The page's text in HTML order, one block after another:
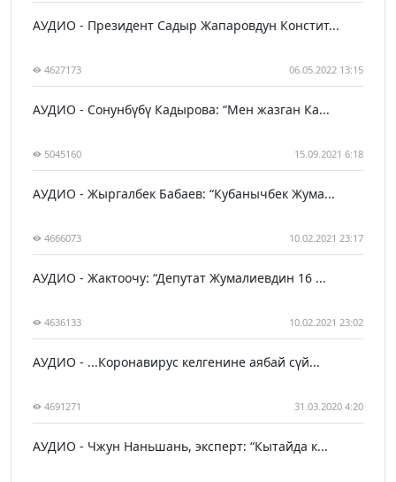
АУДИО - Президент Садыр Жапаровдун Констит...
4627173 06.05.2022 13:15
АУДИО - Сонунбүбү Кадырова: “Мен жазган Ка...
5045160 15.09.2021 6:18
АУДИО - Жыргалбек Бабаев: “Кубанычбек Жума...
4666073 10.02.2021 23:17
АУДИО - Жактоочу: “Депутат Жумалиевдин 16 ...
4636133 10.02.2021 23:02
АУДИО - ...Коронавирус келгенине аябай сүй...
4691271 31.03.2020 4:20
АУДИО - Чжун Наньшань, эксперт: “Кытайда к...